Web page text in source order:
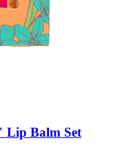
Lip Balm Set